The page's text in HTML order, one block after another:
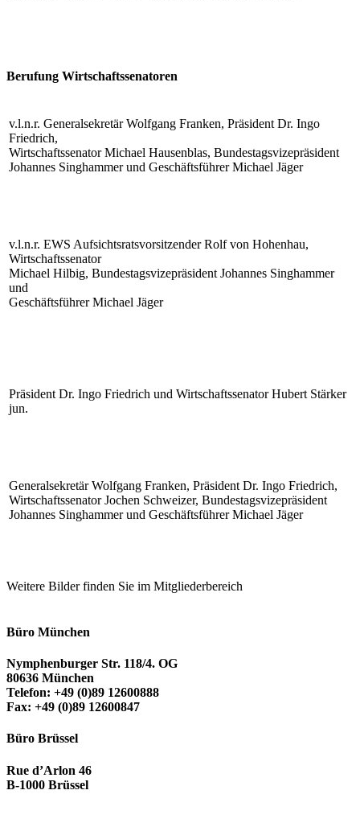
Berufung Wirtschaftssenatoren
v.l.n.r. Generalsekretär Wolfgang Franken, Präsident Dr. Ingo
Friedrich,
Wirtschaftssenator Michael Hausenblas, Bundestagsvizepräsident
Johannes Singhammer und Geschäftsführer Michael Jäger
v.l.n.r. EWS Aufsichtsratsvorsitzender Rolf von Hohenhau,
Wirtschaftssenator
Michael Hilbig, Bundestagsvizepräsident Johannes Singhammer
und
Geschäftsführer Michael Jäger
Präsident Dr. Ingo Friedrich und Wirtschaftssenator Hubert Stärker
jun.
Generalsekretär Wolfgang Franken, Präsident Dr. Ingo Friedrich,
Wirtschaftssenator Jochen Schweizer, Bundestagsvizepräsident
Johannes Singhammer und Geschäftsführer Michael Jäger
Weitere Bilder finden Sie im Mitgliederbereich
Büro München
Nymphenburger Str. 118/4. OG
80636 München
Telefon: +49 (0)89 12600888
Fax: +49 (0)89 12600847
Büro Brüssel
Rue d’Arlon 46
B-1000 Brüssel